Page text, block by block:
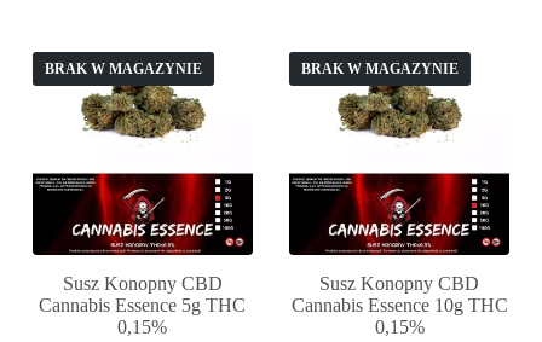
BRAK W MAGAZYNIE
Susz Konopny CBD
Cannabis Essence 5g THC
0,15%
BRAK W MAGAZYNIE
Susz Konopny CBD
Cannabis Essence 10g THC
0,15%